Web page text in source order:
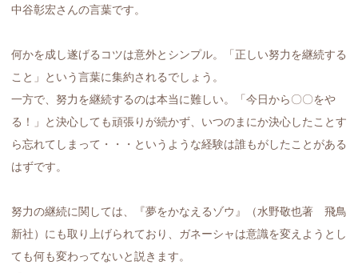
中谷彰宏さんの言葉です。
何かを成し遂げるコツは意外とシンプル。「正しい努力を継続する
こと」という言葉に集約されるでしょう。
一方で、努力を継続するのは本当に難しい。「今日から〇〇をや
る！」と決心しても頑張りが続かず、いつのまにか決心したことす
ら忘れてしまって・・・というような経験は誰もがしたことがある
はずです。
努力の継続に関しては、『夢をかなえるゾウ』（水野敬也著 飛鳥
新社）にも取り上げられており、ガネーシャは意識を変えようとし
ても何も変わってないと説きます。